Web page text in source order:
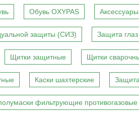
Обувь OXYPAS Аксессуары
защиты (СИЗ) Защита
Щитки защитные Щитки
Каски шахтерские
фильтрующие противогазовые